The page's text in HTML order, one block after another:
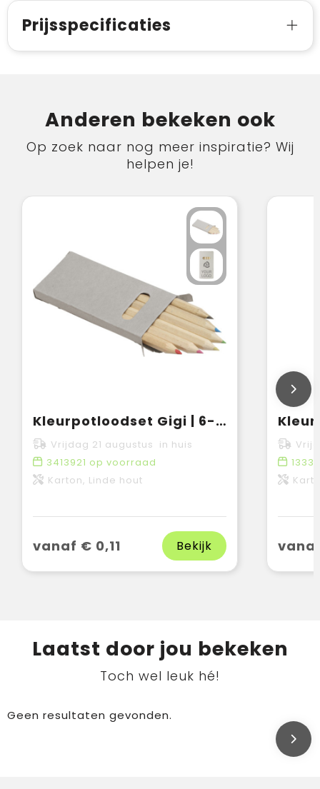
Prijsspecificaties
Anderen bekeken ook
Op zoek naar nog meer inspiratie? Wij
helpen je!
Kleurpotloodset Gigi | 6-delig
Vrijdag 21 augustus in huis
3413921 op voorraad
Karton, Linde hout
vanaf € 0,11 Bekijk
Laatst door jou bekeken
Toch wel leuk hé!
Geen resultaten gevonden.